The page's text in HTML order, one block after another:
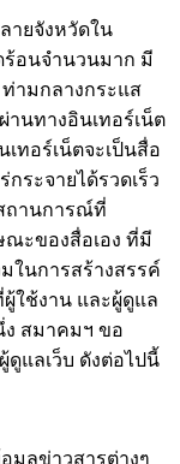
ายจังหวัดใน
ร้อนจำนวนมาก มี
ท่ามกลางกระแส
านทางอินเทอร์เน็ต
ทอร์เน็ตจะเป็นสื่อ
ระจายได้รวดเร็ว
ถานการณ์ที่
ะของสื่อเอง ที่มี
ในการสร้างสรรค์
ใช้งาน และผู้ดูแล
ง สมาคมฯ ขอ
ดูแลเว็บ ดังต่อไปนี้
มูลข่าวสารต่างๆ